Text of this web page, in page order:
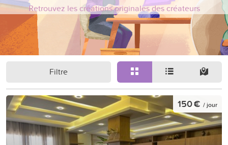
Retrouvez les créations originales des créateurs
Filtre
150 € / jour